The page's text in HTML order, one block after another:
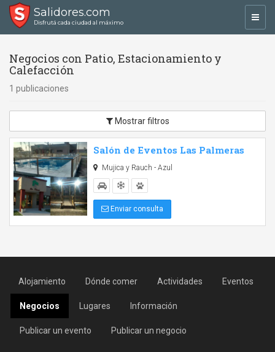
Salidores.com
Disfrutá cada ciudad al máximo
Negocios con Patio, Estacionamiento y
Calefacción
1 publicaciones
Mostrar filtros
Salón de Eventos Las Palmeras
Mujica y Rauch - Azul
Enviar consulta
Alojamiento Dónde comer Actividades Eventos
Negocios Lugares Información
Publicar un evento Publicar un negocio